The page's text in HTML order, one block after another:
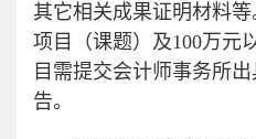
其它相关成果证明材料
项目（课题）及100万元
目需提交会计师事务所
告。